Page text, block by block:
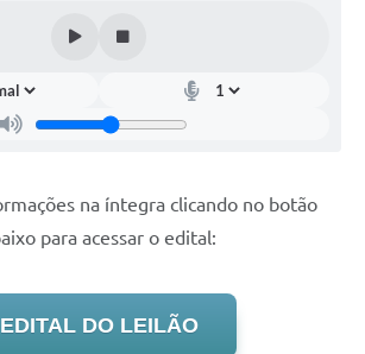
na íntegra clicando no botão
para acessar o edital:
EDITAL DO LEILÃO